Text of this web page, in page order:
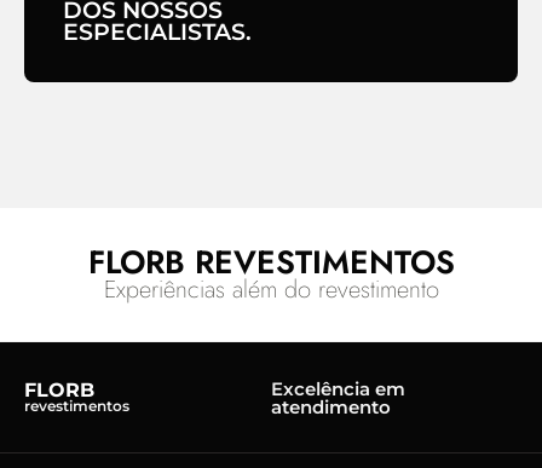
DOS NOSSOS
ESPECIALISTAS.
FLORB REVESTIMENTOS
Experiências além do revestimento
FLORB
revestimentos
Excelência em
atendimento